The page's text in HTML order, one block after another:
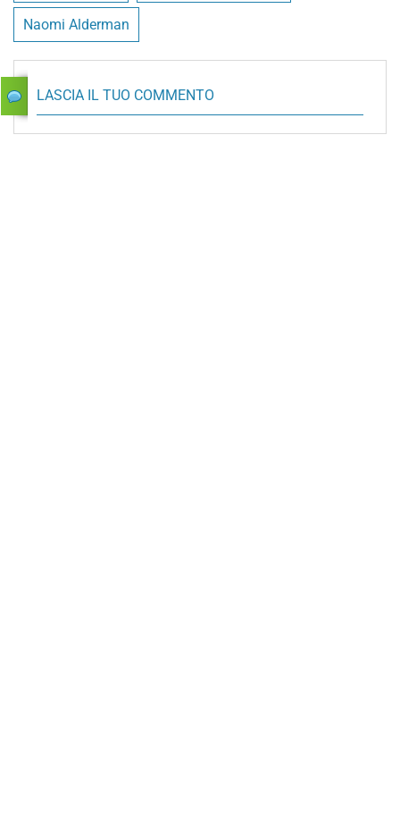
Naomi Alderman
LASCIA IL TUO COMMENTO